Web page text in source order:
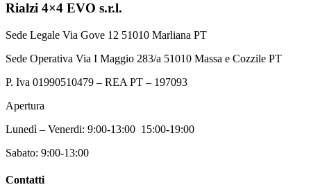
del
Rialzi 4×4 EVO s.r.l.
Sede Legale Via Gove 12 51010 Marliana PT
Sede Operativa Via I Maggio 283/a 51010 Massa e Cozzile PT
P. Iva 01990510479 – REA PT – 197093
Apertura
Lunedì – Venerdi: 9:00-13:00 15:00-19:00
Sabato: 9:00-13:00
Contatti